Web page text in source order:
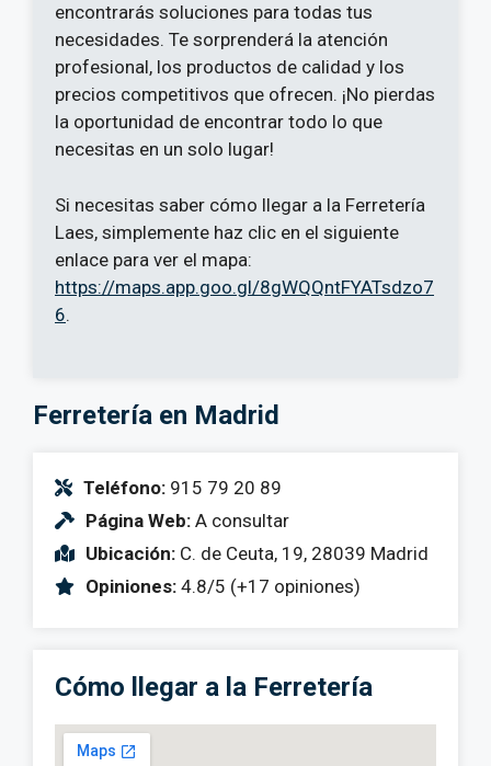
encontrarás soluciones para todas tus
necesidades. Te sorprenderá la atención
profesional, los productos de calidad y los
precios competitivos que ofrecen. ¡No pierdas
la oportunidad de encontrar todo lo que
necesitas en un solo lugar!
Si necesitas saber cómo llegar a la Ferretería
Laes, simplemente haz clic en el siguiente
enlace para ver el mapa:
https://maps.app.goo.gl/8gWQQntFYATsdzo7
6.
Ferretería en Madrid
Teléfono: 915 79 20 89
Página Web: A consultar
Ubicación: C. de Ceuta, 19, 28039 Madrid
Opiniones: 4.8/5 (+17 opiniones)
Cómo llegar a la Ferretería